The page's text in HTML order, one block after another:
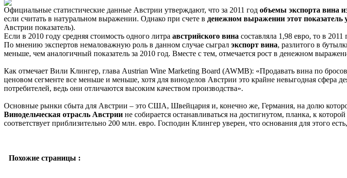
Официальные статистические данные Австрии утверждают, что за 2011 год объемы экспорта вина
если считать в натуральном выражении. Однако при счете в денежном выражении этот показатель
Австрии показатель).
Если в 2010 году средняя стоимость одного литра австрийского вина составляла 1,98 евро, то в
По мнению экспертов немаловажную роль в данном случае сыграл экспорт вина, разлитого в
меньше, чем аналогичный показатель за 2010 год. Вместе с тем, отмечается рост в денежном
Как отмечает Вили Клингер, глава Austrian Wine Marketing Board (AWMB): «Продавать вина по
ценовом сегменте все меньше и меньше, хотя для виноделов Австрии это крайне невыгодная сфера
потребителей, ведь они отличаются высоким качеством производства».
Основные рынки сбыта для Австрии – это США, Швейцария и, конечно же, Германия, на долю
Винодельческая отрасль Австрии не собирается останавливаться на достигнутом, планка, к
соответствует приблизительно 200 млн. евро. Господин Клингер уверен, что основания для этого
Похожие страницы :